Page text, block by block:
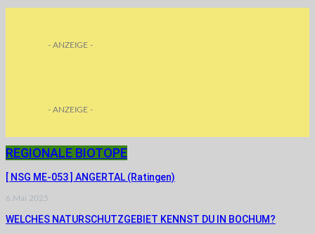
- ANZEIGE -
- ANZEIGE -
REGIONALE BIOTOPE
[ NSG ME-053 ] ANGERTAL (Ratingen)
6.Mai 2025
WELCHES NATURSCHUTZGEBIET KENNST DU IN BOCHUM?